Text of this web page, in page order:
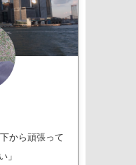
から頑張って
」